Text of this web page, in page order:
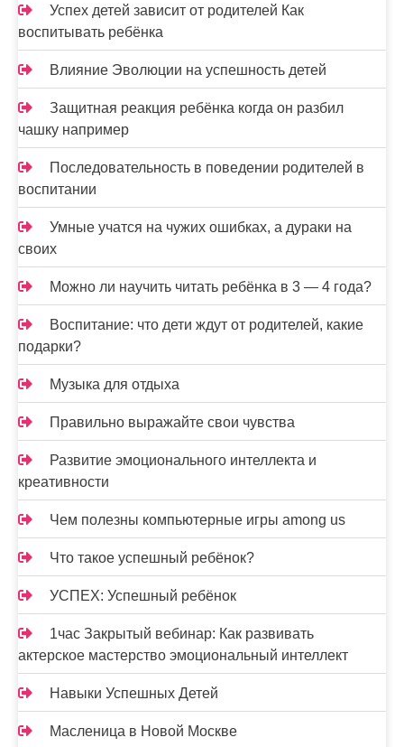
Успех детей зависит от родителей Как
воспитывать ребёнка
Влияние Эволюции на успешность детей
Защитная реакция ребёнка когда он разбил
чашку например
Последовательность в поведении родителей в
воспитании
Умные учатся на чужих ошибках, а дураки на
своих
Можно ли научить читать ребёнка в 3 — 4 года?
Воспитание: что дети ждут от родителей, какие
подарки?
Музыка для отдыха
Правильно выражайте свои чувства
Развитие эмоционального интеллекта и
креативности
Чем полезны компьютерные игры among us
Что такое успешный ребёнок?
УСПЕХ: Успешный ребёнок
1час Закрытый вебинар: Как развивать
актерское мастерство эмоциональный интеллект
Навыки Успешных Детей
Масленица в Новой Москве